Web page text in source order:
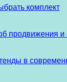
комплект
продвижения
в